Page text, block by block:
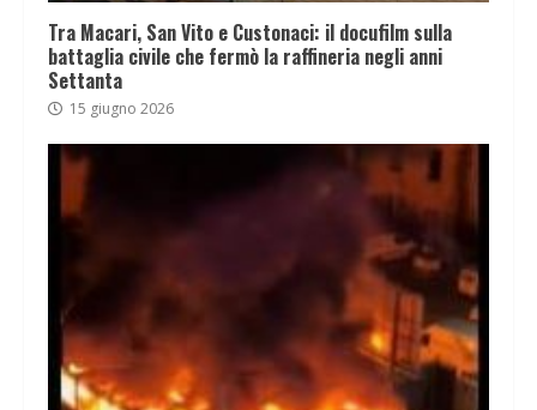
Tra Macari, San Vito e Custonaci: il docufilm sulla
battaglia civile che fermò la raffineria negli anni
Settanta
15 giugno 2026